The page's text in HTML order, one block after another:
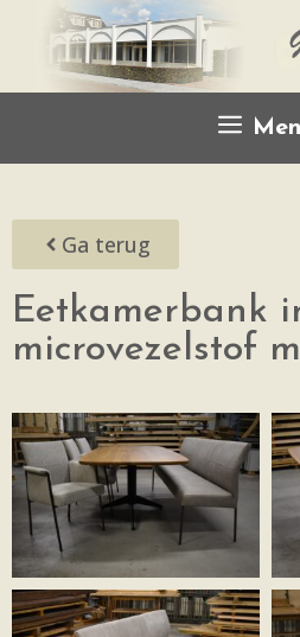
Ga terug
Eetkamerbank
microvezelstof